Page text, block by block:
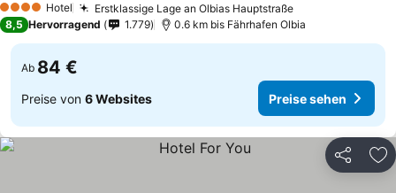
4 Sterne Hotel Erstklassige Lage an Olbias Hauptstraße
8,5 Hervorragend 1.779 0.6 km bis Fährhafen Olbia
Ab 84 €
Preise von 6 Websites Preise sehen
Teilen